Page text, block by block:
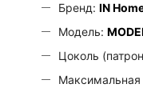
Бренд: IN
Модель:
Цоколь